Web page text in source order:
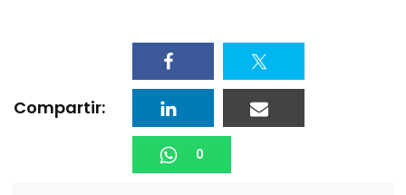
Compartir:
0